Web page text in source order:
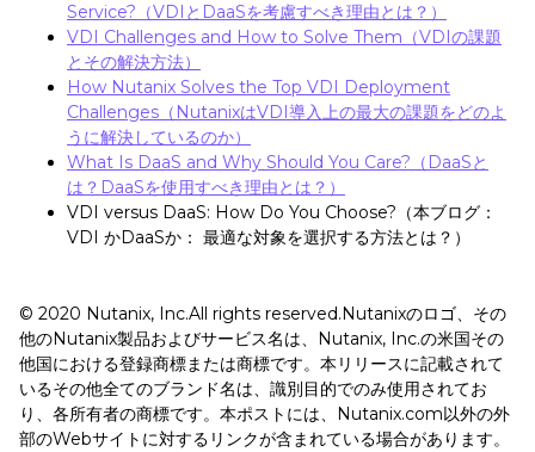
Service?（VDIとDaaSを考慮すべき理由とは？）
VDI Challenges and How to Solve Them（VDIの課題
とその解決方法）
How Nutanix Solves the Top VDI Deployment
Challenges（NutanixはVDI導入上の最大の課題をどのよ
うに解決しているのか）
What Is DaaS and Why Should You Care?（DaaSと
は？DaaSを使用すべき理由とは？）
VDI versus DaaS: How Do You Choose?（本ブログ：
VDI かDaaSか： 最適な対象を選択する方法とは？）
© 2020 Nutanix, Inc.All rights reserved.Nutanixのロゴ、その
他のNutanix製品およびサービス名は、Nutanix, Inc.の米国その
他国における登録商標または商標です。本リリースに記載されて
いるその他全てのブランド名は、識別目的でのみ使用されてお
り、各所有者の商標です。本ポストには、Nutanix.com以外の外
部のWebサイトに対するリンクが含まれている場合があります。